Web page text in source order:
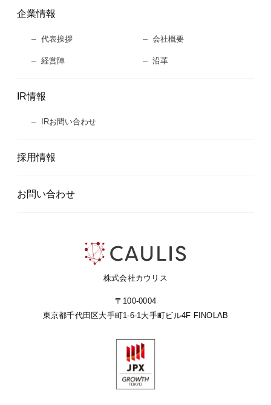
株式会社カウリス
〒100-0004
東京都千代田区大手町1-6-1 大手町ビル4F FINOLAB
企業情報
代表挨拶 会社概要
経営陣 沿革
IR情報
IRお問い合わせ
採用情報
お問い合わせ